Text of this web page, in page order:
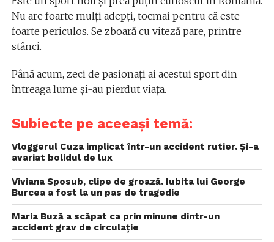
Nu are foarte mulţi adepţi, tocmai pentru că este
foarte periculos. Se zboară cu viteză pare, printre
stânci.
Până acum, zeci de pasionaţi ai acestui sport din
întreaga lume şi-au pierdut viaţa.
Subiecte pe aceeași temă:
Vloggerul Cuza implicat într-un accident rutier. Și-a
avariat bolidul de lux
Viviana Sposub, clipe de groază. Iubita lui George
Burcea a fost la un pas de tragedie
Maria Buză a scăpat ca prin minune dintr-un
accident grav de circulație